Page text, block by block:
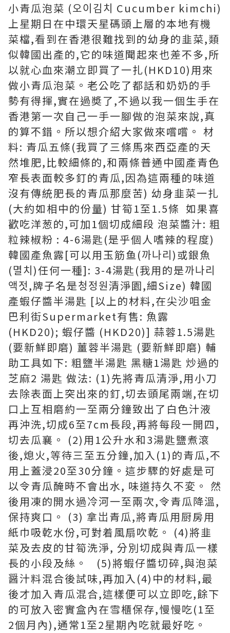
小青瓜泡菜 (오이김치 Cucumber kimchi)
上星期日在中環天星碼頭上層的本地有機
菜檔,看到在香港很難找到的幼身的韭菜,類
似韓國出產的,它的味道聞起來也差不多,所
以就心血來潮立即買了一扎(HKD10)用來
做小青瓜泡菜。老公吃了都話和奶奶的手
勢有得揮,實在過奬了,不過以我一個生手在
香港第一次自己一手一腳做的泡菜來說,真
的算不錯。所以想介紹大家做來嚐嚐。 材
料: 青瓜五條(我買了三條馬來西亞產的天
然堆肥,比較細條的,和兩條普通中國產青色
窄長表面較多釘的青瓜,因為這兩種的味道
沒有傳統肥長的青瓜那麼苦) 幼身韭菜一扎
(大約如相中的份量) 甘筍1至1.5條 如果喜
歡吃洋葱的,可加1個切成細段 泡菜醬汁: 粗
粒辣椒粉 : 4-6湯匙(是乎個人嗜辣的程度)
韓國產魚露[可以用玉筋鱼(까나리)或銀魚
(멸치)任何一種]: 3-4湯匙(我用的是까나리
액젓,牌子名是청정원清淨園,細Size) 韓國
產蝦仔醬半湯匙 [以上的材料,在尖沙咀金
巴利街Supermarket有售: 魚露
(HKD20); 蝦仔醬 (HKD20)] 蒜蓉1.5湯匙
(要新鮮即磨) 薑蓉半湯匙 (要新鮮即磨) 輔
助工具如下: 粗鹽半湯匙 黑糖1湯匙 炒過的
芝麻2 湯匙 做法: (1)先將青瓜清淨,用小刀
去除表面上突出來的釘,切去頭尾兩端,在切
口上互相磨約一至兩分鐘致出了白色汁液
再沖洗,切成6至7cm長段,再將每段一開四,
切去瓜襄。 (2)用1公升水和3湯匙鹽煮滾
後,熄火,等待三至五分鐘,加入(1)的青瓜,不
用上蓋浸20至30分鐘。這步驟的好處是可
以令青瓜醃時不會出水, 味道持久不変。 然
後用凍的開水過冷河一至兩次,令青瓜降溫,
保持爽口。 (3) 拿岀青瓜,將青瓜用厨房用
紙巾吸亁水份,可對着風扇吹乾。 (4)將韭
菜及去皮的甘筍洗淨, 分別切成與青瓜一樣
長的小段及絲。 (5)將蝦仔醬切碎,與泡菜
醤汁料混合後試味,再加入(4)中的材料,最
後才加入青瓜混合,這樣便可以立即吃,餘下
的可放入密實盒內在雪櫃保存,慢慢吃(1至
2個月內),通常1至2星期內吃就最好吃。